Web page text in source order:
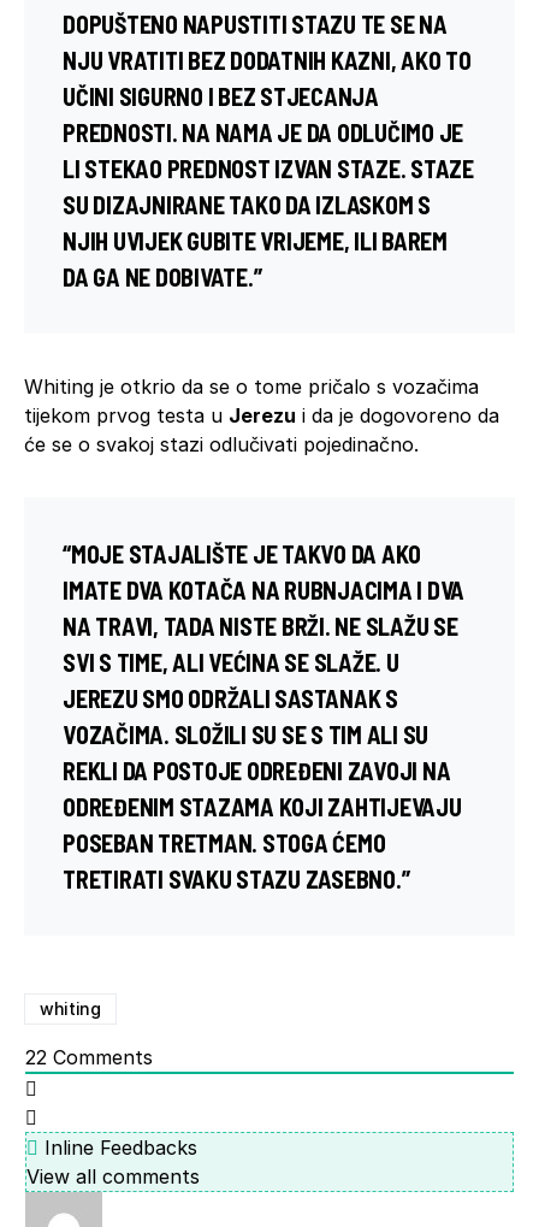
DOPUŠTENO NAPUSTITI STAZU TE SE NA
NJU VRATITI BEZ DODATNIH KAZNI, AKO TO
UČINI SIGURNO I BEZ STJECANJA
PREDNOSTI. NA NAMA JE DA ODLUČIMO JE
LI STEKAO PREDNOST IZVAN STAZE. STAZE
SU DIZAJNIRANE TAKO DA IZLASKOM S
NJIH UVIJEK GUBITE VRIJEME, ILI BAREM
DA GA NE DOBIVATE.”
Whiting je otkrio da se o tome pričalo s vozačima
tijekom prvog testa u Jerezu i da je dogovoreno da
će se o svakoj stazi odlučivati pojedinačno.
“MOJE STAJALIŠTE JE TAKVO DA AKO
IMATE DVA KOTAČA NA RUBNJACIMA I DVA
NA TRAVI, TADA NISTE BRŽI. NE SLAŽU SE
SVI S TIME, ALI VEĆINA SE SLAŽE. U
JEREZU SMO ODRŽALI SASTANAK S
VOZAČIMA. SLOŽILI SU SE S TIM ALI SU
REKLI DA POSTOJE ODREĐENI ZAVOJI NA
ODREĐENIM STAZAMA KOJI ZAHTIJEVAJU
POSEBAN TRETMAN. STOGA ĆEMO
TRETIRATI SVAKU STAZU ZASEBNO.”
whiting
22 Comments
Inline Feedbacks
View all comments